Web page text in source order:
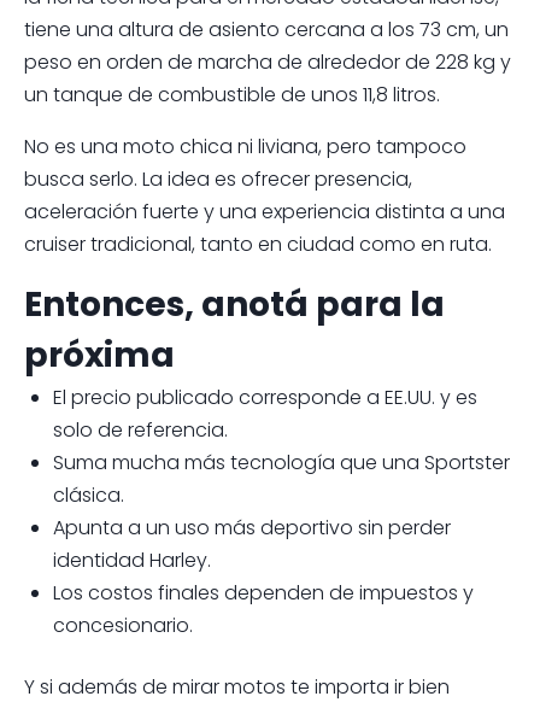
tiene una altura de asiento cercana a los 73 cm, un
peso en orden de marcha de alrededor de 228 kg y
un tanque de combustible de unos 11,8 litros.
No es una moto chica ni liviana, pero tampoco
busca serlo. La idea es ofrecer presencia,
aceleración fuerte y una experiencia distinta a una
cruiser tradicional, tanto en ciudad como en ruta.
Entonces, anotá para la
próxima
El precio publicado corresponde a EE.UU. y es
solo de referencia.
Suma mucha más tecnología que una Sportster
clásica.
Apunta a un uso más deportivo sin perder
identidad Harley.
Los costos finales dependen de impuestos y
concesionario.
Y si además de mirar motos te importa ir bien